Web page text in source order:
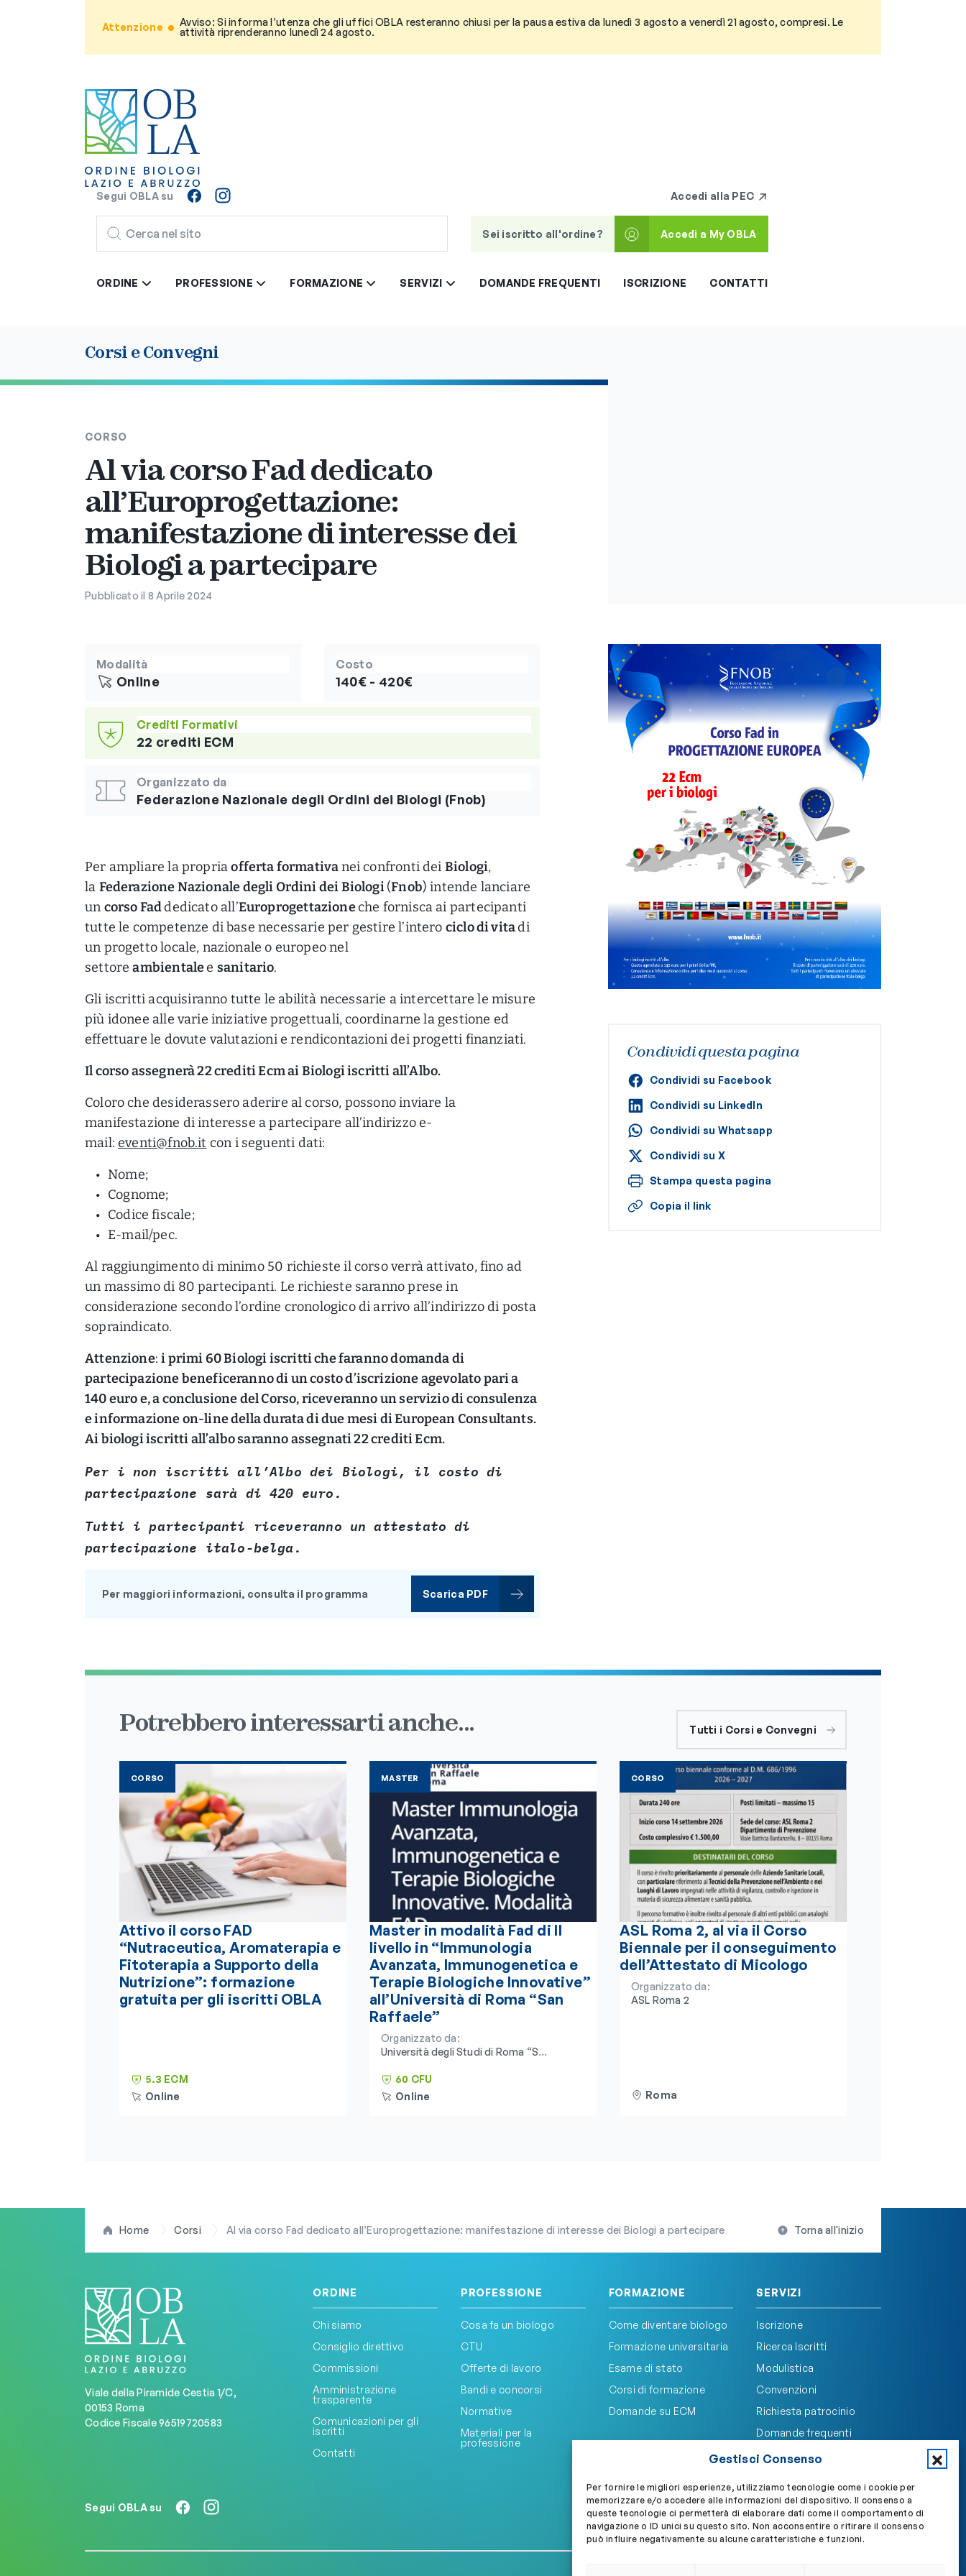
Gestisci Consenso
Per fornire le migliori esperienze, utilizziamo tecnologie come i cookie per
memorizzare e/o accedere alle informazioni del dispositivo. Il consenso a
queste tecnologie ci permetterà di elaborare dati come il comportamento di
navigazione o ID unici su questo sito. Non acconsentire o ritirare il consenso
può influire negativamente su alcune caratteristiche e funzioni.
Attenzione
Avviso: Si informa l’utenza che gli uffici OBLA resteranno chiusi per la pausa estiva da lunedì 3 agosto a venerdì 21 agosto, compresi. Le
attività riprenderanno lunedì 24 agosto.
Segui OBLA su Accedi alla PEC
CERCA
Sei iscritto all'ordine?
Accedi a My OBLA
ORDINE PROFESSIONE FORMAZIONE SERVIZI DOMANDE FREQUENTI ISCRIZIONE CONTATTI
Corsi e Convegni
CORSO
Al via corso Fad dedicato
all’Europrogettazione:
manifestazione di interesse dei
Biologi a partecipare
Pubblicato il 8 Aprile 2024
Modalità
Online
Costo
140€ - 420€
Crediti Formativi
22 crediti ECM
Organizzato da
Federazione Nazionale degli Ordini dei Biologi (Fnob)
Per ampliare la propriaofferta formativanei confronti dei Biologi,
la Federazione Nazionale degli Ordini dei Biologi(Fnob) intende lanciare
un corso Faddedicato all’Europrogettazioneche fornisca ai partecipanti
tutte le competenze di base necessarie per gestire l’intero ciclo di vitadi
un progetto locale, nazionale o europeo nel
settoreambientalee sanitario.
Gli iscritti acquisiranno tutte le abilità necessarie a intercettare le misure
più idonee alle varie iniziative progettuali, coordinarne la gestione ed
effettuare le dovute valutazioni e rendicontazioni dei progetti finanziati.
Il corso assegnerà 22 crediti Ecm ai Biologi iscritti all’Albo.
Coloro che desiderassero aderire al corso, possono inviare la
manifestazione di interesse a partecipare all’indirizzo e-
mail: eventi@fnob.it con i seguenti dati:
Nome;
Cognome;
Codice fiscale;
E-mail/pec.
Al raggiungimento di minimo 50 richieste il corso verrà attivato, fino ad
un massimo di 80 partecipanti. Le richieste saranno prese in
considerazione secondo l’ordine cronologico di arrivo all’indirizzo di posta
sopraindicato.
Attenzione:i primi 60 Biologi iscritti che faranno domanda di
partecipazione beneficeranno di un costo d’iscrizione agevolato pari a
140 euro e, a conclusione del Corso, riceveranno un servizio di consulenza
e informazione on-line della durata di due mesi di European Consultants.
Ai biologi iscritti all’albo saranno assegnati 22 crediti Ecm.
Per i non iscritti all’Albo dei Biologi, il costo di
partecipazione sarà di 420 euro.
Tutti i partecipanti riceveranno un attestato di
partecipazione italo-belga.
Per maggiori informazioni, consulta il programma Scarica PDF
Condividi questa pagina
Condividi su Facebook
Condividi su LinkedIn
Condividi su Whatsapp
Condividi su X
Stampa questa pagina
Copia il link
Potrebbero interessarti anche... Tutti i Corsi e Convegni
CORSO
Attivo il corso FAD
“Nutraceutica, Aromaterapia e
Fitoterapia a Supporto della
Nutrizione”: formazione
gratuita per gli iscritti OBLA
5.3 ECM
Online
MASTER
Master in modalità Fad di II
livello in “Immunologia
Avanzata, Immunogenetica e
Terapie Biologiche Innovative”
all’Università di Roma “San
Raffaele”
Organizzato da:
Università degli Studi di Roma “San
Universitario Humanitas
60 CFU
Online
CORSO
ASL Roma 2, al via il Corso
Biennale per il conseguimento
dell’Attestato di Micologo
Organizzato da:
ASL Roma 2
Roma
Home Corsi Al via corso Fad dedicato all’Europrogettazione: manifestazione di interesse dei Biologi a partecipare Torna all'inizio
Viale della Piramide Cestia 1/C,
00153 Roma
Codice Fiscale 96519720583
ORDINE
Chi siamo
Consiglio direttivo
Commissioni
Amministrazione
trasparente
Comunicazioni per gli
iscritti
Contatti
PROFESSIONE
Cosa fa un biologo
CTU
Offerte di lavoro
Bandi e concorsi
Normative
Materiali per la
professione
FORMAZIONE
Come diventare biologo
Formazione universitaria
Esame di stato
Corsi di formazione
Domande su ECM
SERVIZI
Iscrizione
Ricerca Iscritti
Modulistica
Convenzioni
Richiesta patrocinio
Domande frequenti
Segui OBLA su Accedi a My OBLA Accedi alla PEC